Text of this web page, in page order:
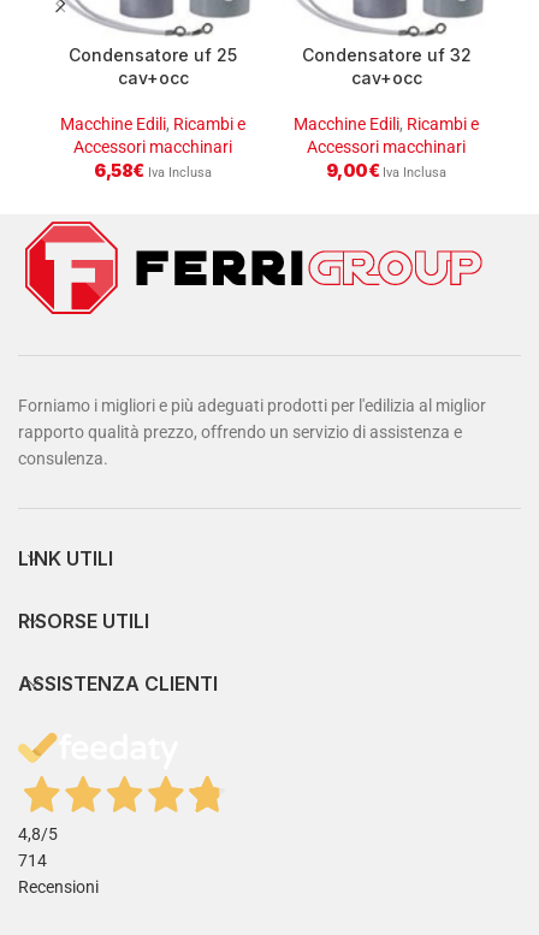
Condensatore uf 25
cav+occ
Macchine Edili, Ricambi e
Accessori macchinari
6,58€ Iva Inclusa
Condensatore uf 32
cav+occ
Macchine Edili, Ricambi e
Accessori macchinari
9,00€ Iva Inclusa
Forniamo i migliori e più adeguati prodotti per l'edilizia al miglior
rapporto qualità prezzo, offrendo un servizio di assistenza e
consulenza.
LINK UTILI
RISORSE UTILI
ASSISTENZA CLIENTI
4,8/5
714
Recensioni